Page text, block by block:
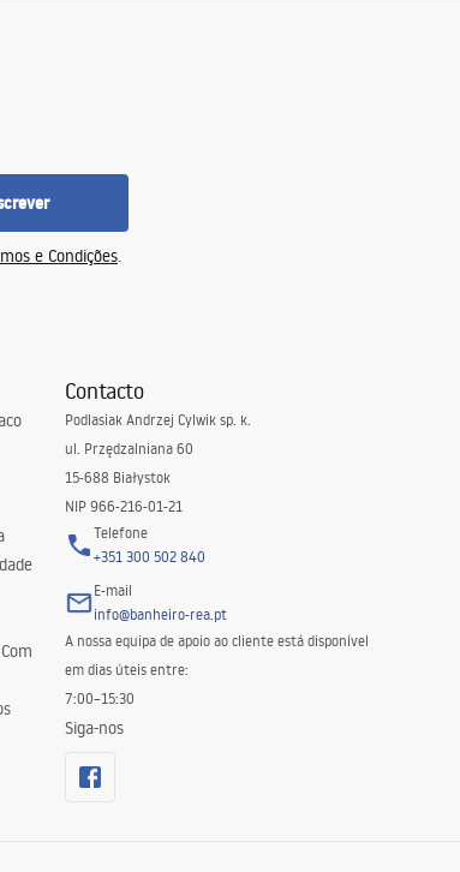
e Condições.
Contacto
Podlasiak Andrzej Cylwik sp. k.
ul. Przędzalniana 60
15-688 Białystok
NIP 966-216-01-21
Telefone
+351 300 502 840
E-mail
info@banheiro-rea.pt
A nossa equipa de apoio ao cliente está disponível
em dias úteis entre:
7:00–15:30
Siga-nos